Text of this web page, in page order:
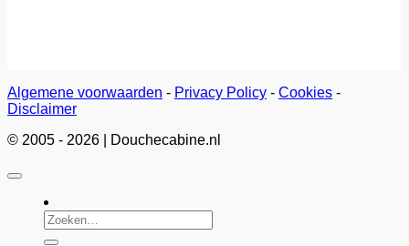
Algemene voorwaarden - Privacy Policy - Cookies -
Disclaimer
© 2005 - 2026 | Douchecabine.nl
Zoeken
naar: